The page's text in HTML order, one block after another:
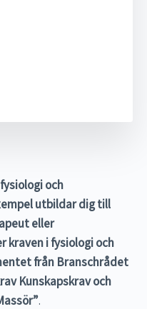
och
utbildar dig till
eller
kraven i fysiologi och
från Branschrådet
Kunskapskrav och
.